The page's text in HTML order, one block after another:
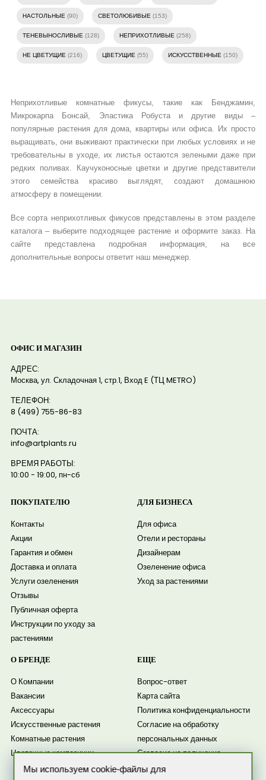
НАСТОЛЬНЫЕ (90) СВЕТОЛЮБИВЫЕ (153)
ТЕНЕВЫНОСЛИВЫЕ (128) НЕПРИХОТЛИВЫЕ (258)
НЕ ЦВЕТУЩИЕ (216) ЦВЕТУЩИЕ (55) ИСКУССТВЕННЫЕ (150)
Неприхотливые комнатные фикусы, такие как Бенджамин,
Микрокарпа Бонсай, Эластика Робуста и другие виды –
популярные растения для дома, квартиры или офиса. Их просто
выращивать, они выживают практически при любых условиях и не
требовательны в уходе, их листья остаются зелеными даже при
редких поливах. Каучуконосные цветки и другие представители
этого семейства красиво выглядят, создают домашнюю
атмосферу в помещении.
Все сорта неприхотливых фикусов представлены в этом разделе
каталога – выберите подходящее растение и оформите заказ. На
сайте представлена подробная информация, на все
дополнительные вопросы ответит наш менеджер.
ОФИС И МАГАЗИН
АДРЕС:
Москва, ул. Складочная 1, стр.1, Вход E (ТЦ METRO)
ТЕЛЕФОН:
8 (499) 755-86-83
ПОЧТА:
info@artplants.ru
ВРЕМЯ РАБОТЫ:
10:00 - 19:00, пн-сб
ПОКУПАТЕЛЮ
Контакты
Акции
Гарантия и обмен
Доставка и оплата
Услуги озеленения
Отзывы
Публичная оферта
Инструкции по уходу за
растениями
ДЛЯ БИЗНЕСА
Для офиса
Отели и рестораны
Дизайнерам
Озеленение офиса
Уход за растениями
О БРЕНДЕ
О Компании
Вакансии
Аксессуары
Искусственные растения
Комнатные растения
Цветочные композиции
ЕЩЕ
Вопрос-ответ
Карта сайта
Политика конфиденциальности
Согласие на обработку
персональных данных
Согласие на получение
рассылки
Мы используем cookie-файлы для